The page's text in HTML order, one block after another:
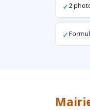
✓2
✓